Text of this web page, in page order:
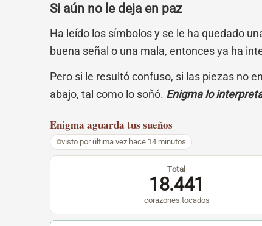
Si aún no le deja en paz
Ha leído los símbolos y se le ha quedado
buena señal o una mala, entonces ya ha
Pero si le resultó confuso, si las piezas no
abajo, tal como lo soñó. Enigma lo
Enigma aguarda tus sueños
visto por última vez hace 14 minutos
Total
18.441
corazones tocados